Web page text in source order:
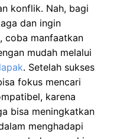
konflik. Nah, bagi
dan ingin
coba manfaatkan
mudah melalui
. Setelah sukses
fokus mencari
karena
bisa meningkatkan
menghadapi